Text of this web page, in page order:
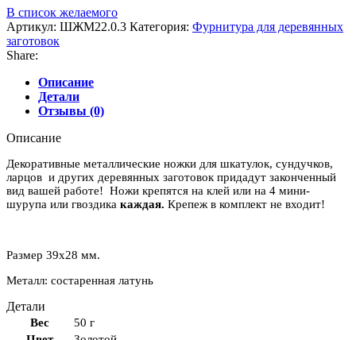
В список желаемого
Артикул: ШЖМ22.0.3 Категория: Фурнитура для деревянных
заготовок
Share:
Описание
Детали
Отзывы (0)
Описание
Декоративные металлические ножки для шкатулок, сундучков,
ларцов и других деревянных заготовок придадут законченный
вид вашей работе! Ножи крепятся на клей или на 4 мини-
шурупа или гвоздика каждая. Крепеж в комплект не входит!
Размер 39х28 мм.
Металл: состаренная латунь
Детали
Вес
50 г